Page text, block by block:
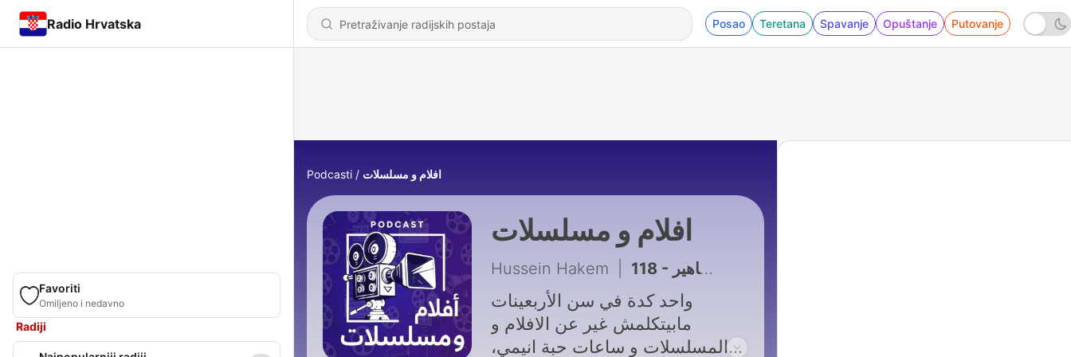
Radio Hrvatska Posao Teretana Spavanje Opuštanje Putovanje
Favoriti
Omiljeno i nedavno
Radiji
Podcasti افلام و مسلسلات
افلام و مسلسلات
Hussein Hakem 118 - احسن و اسواء أعمال عن السيرة الذاتية للمشاهير
واحد كدة في سن الأربعينات
مابيتكلمش غير عن الافلام و
المسلسلات و ساعات حبة انيمي،